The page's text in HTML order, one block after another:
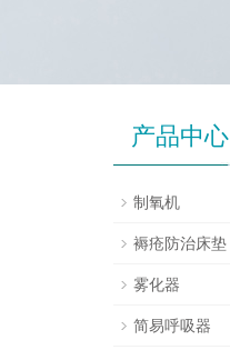
产品中心
制氧机
褥疮防治床垫
雾化器
简易呼吸器